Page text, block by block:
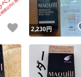
いいね！
2,230円